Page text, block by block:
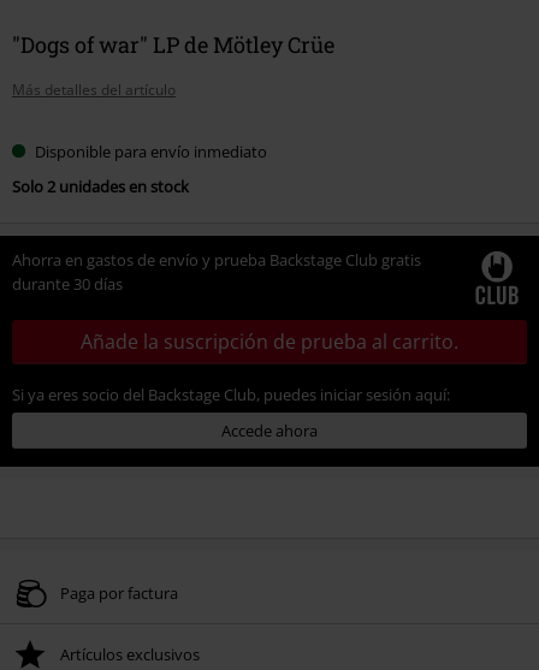
"Dogs of war" LP de Mötley Crüe
Más detalles del artículo
Disponible para envío inmediato
Solo 2 unidades en stock
Ahorra en gastos de envío y prueba Backstage Club gratis
durante 30 días
Añade la suscripción de prueba al carrito.
Si ya eres socio del Backstage Club, puedes iniciar sesión aquí:
Accede ahora
Paga por factura
Artículos exclusivos